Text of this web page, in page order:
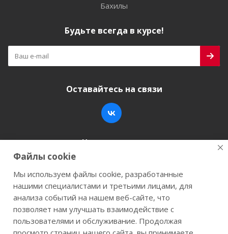
Бахилы
Будьте всегда в курсе!
Оставайтесь на связи
Наши контакты
+7 (846) 200-05-15
г. Самара, ул. Заводское шоссе, 17
Файлы cookie
Мы используем файлы cookie, разработанные
нашими специалистами и третьими лицами, для
анализа событий на нашем веб-сайте, что
позволяет нам улучшать взаимодействие с
пользователями и обслуживание. Продолжая